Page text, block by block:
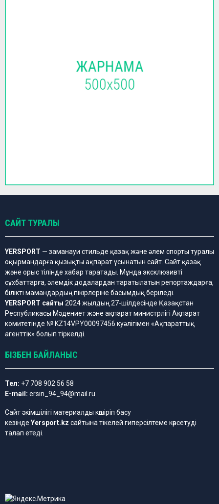
САЙТ ТУРАЛЫ
YERSPORT — заманауи стильде қазақ және әлем спорты туралы
оқырмандарға қызықты ақпарат ұсынатын сайт. Сайт қазақ
және орыс тілінде хабар таратады. Мұнда эксклюзивті
сұхбаттарға, әлемдік додалардан таратылатын репортаждарға,
білікті мамандардың пікірлеріне басымдық беріледі.
YERSPORT сайты 2024 жылдың 27-шілдесінде Қазақстан
Республикасы Мәдениет және ақпарат министрлігі Ақпарат
комитетінде № KZ14VPY00097456 куәлігімен «Ақпараттық
агенттік» болып тіркелді.
БІЗБЕН БАЙЛАНЫС
Тел: +7 708 902 56 58
E-mail: ersin_94_94@mail.ru
Сайт әкімшілігі материалды көшіріп басу
кезінде Yersport.kz сайтына тікелей гиперсілтеме көрсетуді
талап етеді.